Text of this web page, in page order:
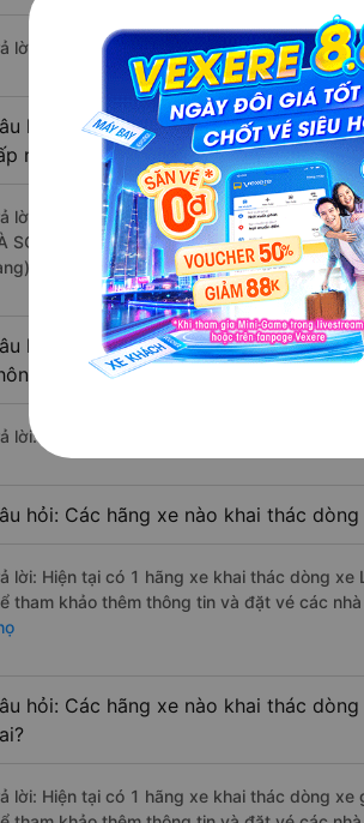
lời: Chuyến xe có giờ xuất phát trễ (muộn)
hỏi: Review xe đi Phú Thọ từ Bảo
nhất?
lời: Những hãng xe đi Bảo Thắng - Lào Cai
SƠN đi Phú Thọ từ Bảo Thắng - Lào Cai
hỏi: Có loại xe Bảo Thắng - Lào Cai
lời: Hiện tại chưa có nhà xe nào có loại xe
hỏi: Các hãng xe nào khai thác
lời: Hiện tại có 1 hãng xe khai thác dòng
tham khảo thêm thông tin và đặt vé các
hỏi: Các hãng xe nào khai thác
lời: Hiện tại có 1 hãng xe khai thác dòng